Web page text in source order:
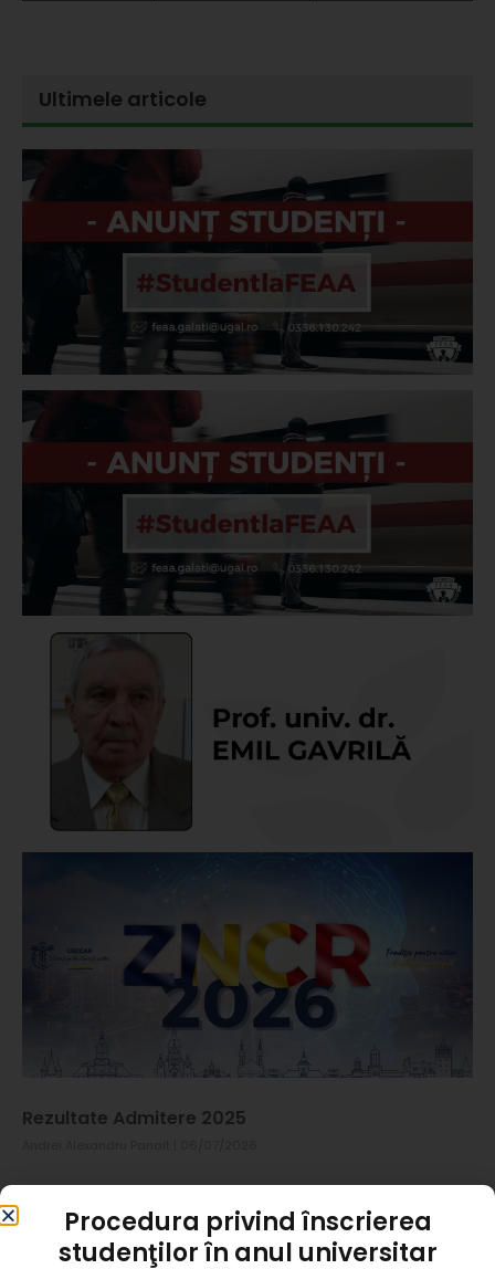
Ultimele articole
Rezultate Admitere 2025
Instagram
Procedura privind înscrierea
studenţilor în anul universitar